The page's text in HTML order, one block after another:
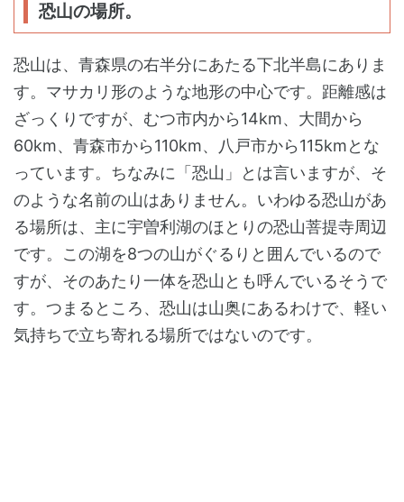
恐山の場所。
恐山は、青森県の右半分にあたる下北半島にありま
す。マサカリ形のような地形の中心です。距離感は
ざっくりですが、むつ市内から14km、大間から
60km、青森市から110km、八戸市から115kmとな
っています。ちなみに「恐山」とは言いますが、そ
のような名前の山はありません。いわゆる恐山があ
る場所は、主に宇曽利湖のほとりの恐山菩提寺周辺
です。この湖を8つの山がぐるりと囲んでいるので
すが、そのあたり一体を恐山とも呼んでいるそうで
す。つまるところ、恐山は山奥にあるわけで、軽い
気持ちで立ち寄れる場所ではないのです。